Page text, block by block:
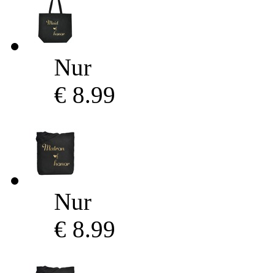
Nur
€ 8.99
Nur
€ 8.99